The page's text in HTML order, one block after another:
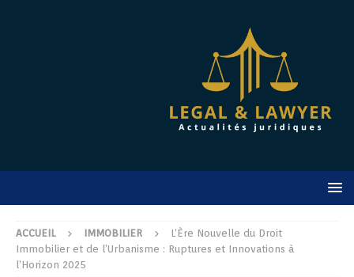
ACCUEIL IMMOBILIER
L’Ère Nouvelle du Droit
Immobilier et de l’Urbanisme : Ruptures et Innovations à
l’Horizon 2025